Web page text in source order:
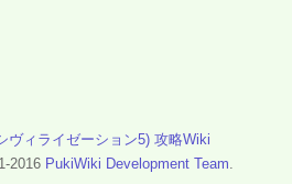
ヴィライゼーション5) 攻略Wiki
2016 PukiWiki Development Team.